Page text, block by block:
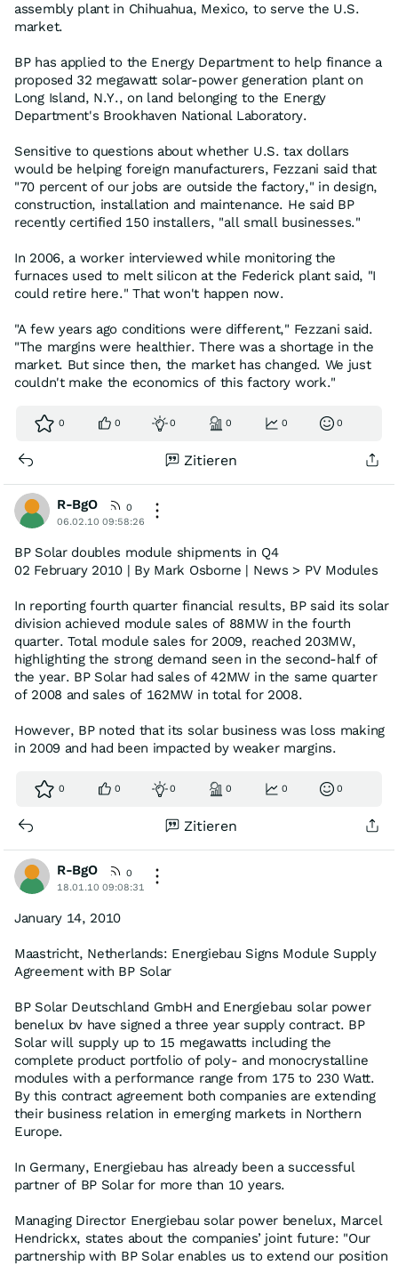
assembly plant in Chihuahua, Mexico, to serve the U.S.
market.
BP has applied to the Energy Department to help finance a
proposed 32 megawatt solar-power generation plant on
Long Island, N.Y., on land belonging to the Energy
Department's Brookhaven National Laboratory.
Sensitive to questions about whether U.S. tax dollars
would be helping foreign manufacturers, Fezzani said that
"70 percent of our jobs are outside the factory," in design,
construction, installation and maintenance. He said BP
recently certified 150 installers, "all small businesses."
In 2006, a worker interviewed while monitoring the
furnaces used to melt silicon at the Federick plant said, "I
could retire here." That won't happen now.
"A few years ago conditions were different," Fezzani said.
"The margins were healthier. There was a shortage in the
market. But since then, the market has changed. We just
couldn't make the economics of this factory work."
0 0 0 0 0 0
Zitieren
R-BgO
0
06.02.10 09:58:26
BP Solar doubles module shipments in Q4
02 February 2010 | By Mark Osborne | News > PV Modules
In reporting fourth quarter financial results, BP said its solar
division achieved module sales of 88MW in the fourth
quarter. Total module sales for 2009, reached 203MW,
highlighting the strong demand seen in the second-half of
the year. BP Solar had sales of 42MW in the same quarter
of 2008 and sales of 162MW in total for 2008.
However, BP noted that its solar business was loss making
in 2009 and had been impacted by weaker margins.
0 0 0 0 0 0
Zitieren
R-BgO
0
18.01.10 09:08:31
January 14, 2010
Maastricht, Netherlands: Energiebau Signs Module Supply
Agreement with BP Solar
BP Solar Deutschland GmbH and Energiebau solar power
benelux bv have signed a three year supply contract. BP
Solar will supply up to 15 megawatts including the
complete product portfolio of poly- and monocrystalline
modules with a performance range from 175 to 230 Watt.
By this contract agreement both companies are extending
their business relation in emerging markets in Northern
Europe.
In Germany, Energiebau has already been a successful
partner of BP Solar for more than 10 years.
Managing Director Energiebau solar power benelux, Marcel
Hendrickx, states about the companies’ joint future: "Our
partnership with BP Solar enables us to extend our position